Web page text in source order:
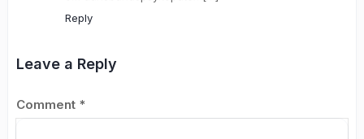
Reply
Leave a Reply
Comment *